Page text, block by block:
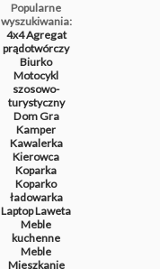
Popularne
wyszukiwania:
4x4Agregat
prądotwórczy
Biurko
Motocykl
szosowo-
turystyczny
DomGra
Kamper
Kawalerka
Kierowca
Koparka
Koparko
ładowarka
LaptopLaweta
Meble
kuchenne
Meble
Mieszkanie